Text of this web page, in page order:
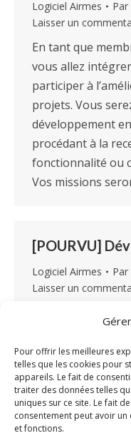
Pour offrir les meilleures
telles que les cookies pour
appareils. Le fait de
traiter des données telles
uniques sur ce site. Le fait
consentement peut avoir
et fonctions.
Logiciel Airmes Par
Laisser un
En tant que
vous allez
participer à
projets. Vous
développement
procédant à la
fonctionnalité ou
Vos missions
[POURVU]
Logiciel Airmes Par
Laisser un
Fullstack Dans
évolution, Boréas
ses clients en
produits adaptés,
innovantes sur